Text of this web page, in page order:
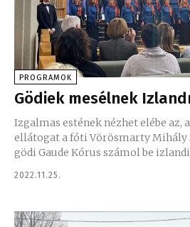
PROGRAMOK
Gödiek mesélnek
Izgalmas estének nézhet elébe az,
ellátogat a fóti Vörösmarty Mihály
gödi Gaude Kórus számol be
2022.11.25.